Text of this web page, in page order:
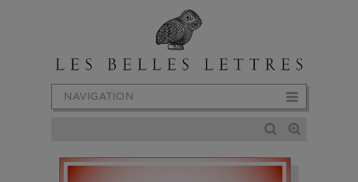
NAVIGATION